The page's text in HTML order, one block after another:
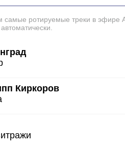
самые ротируемые треки в эфире
Киркоров